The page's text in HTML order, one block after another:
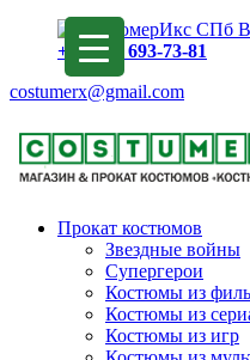
+7 (913) 693-73-81
costumerx@gmail.com
Прокат костюмов
Звездные войны
Супергерои
Костюмы из
Костюмы из
Костюмы из игр